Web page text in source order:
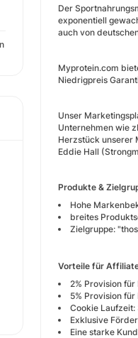
Der
exponentiell
auch von
Myprotein.com
Niedrigpreis
Unser
Unternehmen wie
Herzstück unserer
Eddie Hall
Produkte &
Hohe
breites
Zielgruppe:
Vorteile für
2% Provision für
5% Provision
Cookie Laufzeit:
Exklusive
Eine starke